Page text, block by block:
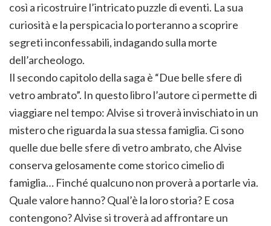
così a ricostruire l’intricato puzzle di eventi. La sua
curiosità e la perspicacia lo porteranno a scoprire
segreti inconfessabili, indagando sulla morte
dell’archeologo.
Il secondo capitolo della saga è “Due belle sfere di
vetro ambrato”. In questo libro l’autore ci permette di
viaggiare nel tempo: Alvise si troverà invischiato in un
mistero che riguarda la sua stessa famiglia. Ci sono
quelle due belle sfere di vetro ambrato, che Alvise
conserva gelosamente come storico cimelio di
famiglia… Finché qualcuno non proverà a portarle via.
Quale valore hanno? Qual’è la loro storia? E cosa
contengono? Alvise si troverà ad affrontare un